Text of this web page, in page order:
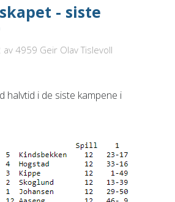
- siste
av 4959 Geir Olav Tislevoll
halvtid i de siste kampene i